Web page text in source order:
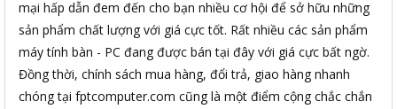
mại hấp dẫn đem đến cho bạn nhiều cơ hội để sở hữu những
sản phẩm chất lượng với giá cực tốt. Rất nhiều các sản phẩm
máy tính bàn - PC đang được bán tại đây với giá cực bất ngờ.
Đồng thời, chính sách mua hàng, đổi trả, giao hàng nhanh
chóng tại fptcomputer.com cũng là một điểm cộng chắc chắn